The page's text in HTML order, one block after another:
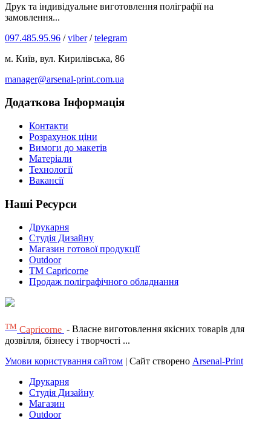
Друк та індивідуальне виготовлення поліграфії на
замовлення...
097.485.95.96 /viber/telegram
м. Київ, вул. Кирилівська, 86
manager@arsenal-print.com.ua
Додаткова Інформація
Контакти
Розрахунок ціни
Вимоги до макетів
Матеріали
Технології
Вакансії
Наші Ресурси
Друкарня
Студія Дизайну
Магазин готової продукції
Outdoor
TM Capricorne
Продаж поліграфічного обладнання
ТМ Capricorne - Власне виготовлення якісних товарів для
дозвілля, бізнесу і творчості ...
Умови користування сайтом | Сайт створено Arsenal-Print
Друкарня
Студія Дизайну
Магазин
Outdoor